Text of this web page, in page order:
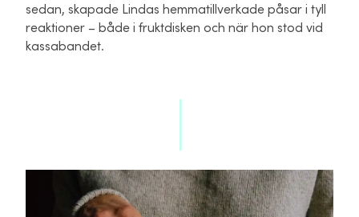
sedan, skapade Lindas hemmatillverkade påsar i tyll
reaktioner – både i fruktdisken och när hon stod vid
kassabandet.